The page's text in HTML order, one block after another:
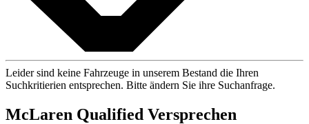
Leider sind keine Fahrzeuge in unserem Bestand die Ihren
Suchkritierien entsprechen. Bitte ändern Sie ihre Suchanfrage.
McLaren Qualified Versprechen